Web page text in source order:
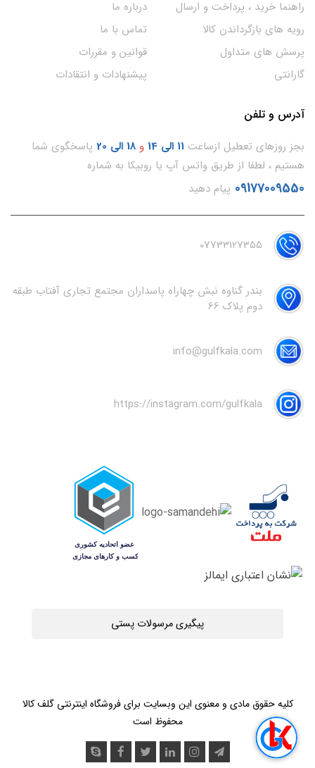
راهنما خرید ، پرداخت و ارسال
رویه های بازگرداندن کالا
پرسش های متداول
گارانتی
درباره ما
تماس با ما
قوانین و مقررات
پیشنهادات و انتقادات
آدرس و تلفن
بجز روزهای تعطیل ازساعت 11 الی 14 و 18 الی 20
پاسخگوی شما
هستیم ، لطفا از طریق واتس آپ یا روبیکا به شماره
09177009550 پیام دهید
07733127355
بندر گناوه نبش چهاراه پاسداران مجتمع تجاری آفتاب طبقه
دوم پلاک 66
info@gulfkala.com
https://instagram.com/gulfkala
پیگیری مرسولات پستی
کلیه حقوق مادی و معنوی این وبسایت برای فروشگاه اینترنتی گلف کالا
محفوظ است